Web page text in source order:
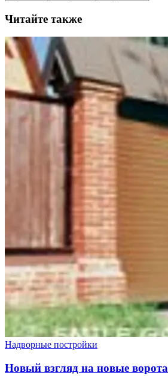
Читайте также
Надворные постройки
Новый взгляд на новые ворота